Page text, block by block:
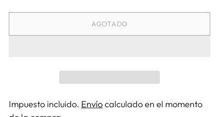
AGOTADO
Impuesto incluido. Envíocalculado en el momento